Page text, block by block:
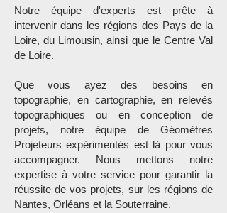
Notre équipe d'experts est prête à
intervenir dans les régions des Pays de la
Loire, du Limousin, ainsi que le Centre Val
de Loire.
Que vous ayez des besoins en
topographie, en cartographie, en relevés
topographiques ou en conception de
projets, notre équipe de Géomètres
Projeteurs expérimentés est là pour vous
accompagner. Nous mettons notre
expertise à votre service pour garantir la
réussite de vos projets, sur les régions de
Nantes, Orléans et la Souterraine.